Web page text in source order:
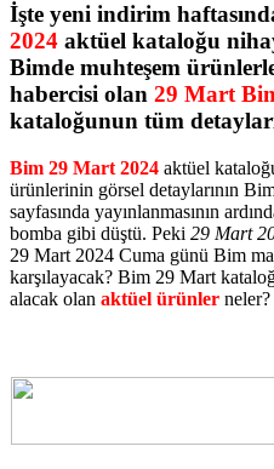
İşte yeni indirim
2024 aktüel kataloğu
Bimde muhteşem
habercisi olan 29 Mart
kataloğunun tüm
Bim 29 Mart 2024 aktüel
ürünlerinin görsel detaylarının
sayfasında yayınlanmasının
bomba gibi düştü. Peki 29 Mart
29 Mart 2024 Cuma günü Bim
karşılayacak? Bim 29 Mart
alacak olan aktüel ürünler neler?